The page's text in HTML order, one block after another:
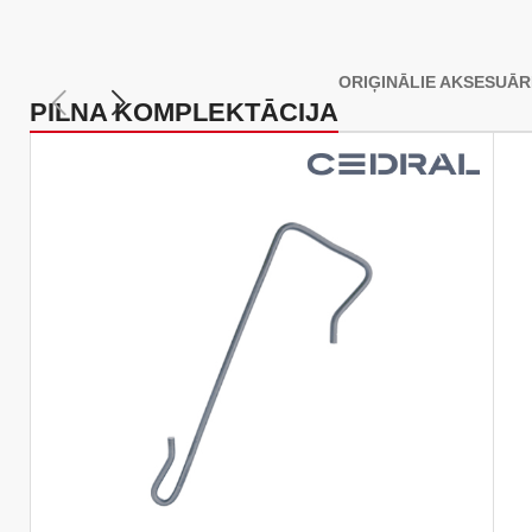
PILNA KOMPLEKTĀCIJA
ORIĢINĀLIE